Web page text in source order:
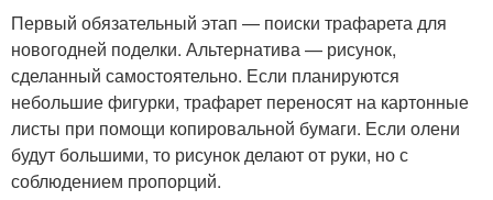
Первый обязательный этап — поиски трафарета для
новогодней поделки. Альтернатива — рисунок,
сделанный самостоятельно. Если планируются
небольшие фигурки, трафарет переносят на картонные
листы при помощи копировальной бумаги. Если олени
будут большими, то рисунок делают от руки, но с
соблюдением пропорций.